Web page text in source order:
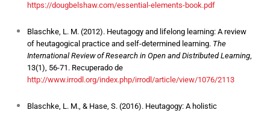
aprendizaje a largo plazo
https://dougbelshaw.com/essential-elements-book.pdf
Blaschke, L. M. (2012). Heutagogy and lifelong learning: A review
of heutagogical practice and self-determined learning. The
International Review of Research in Open and Distributed Learning,
13(1), 56-71. Recuperado de
http://www.irrodl.org/index.php/irrodl/article/view/1076/2113
Blaschke, L. M., & Hase, S. (2016). Heutagogy: A holistic